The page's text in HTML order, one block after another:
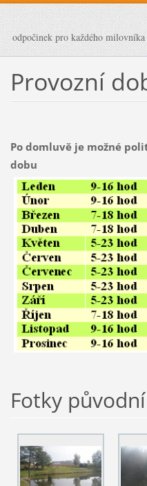
odpočinek pro každého
Provozní
Po domluvě je možné
dobu
Fotky